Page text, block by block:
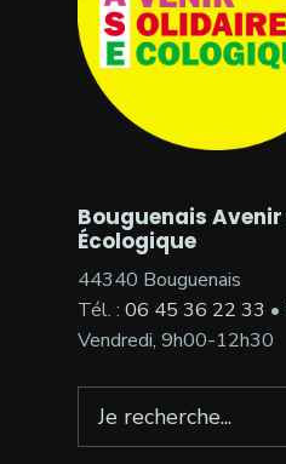
Bouguenais
Écologique
44340 Bouguenais
Tél. : 06 45 36 22 33
Vendredi, 9h00-12h30
for: